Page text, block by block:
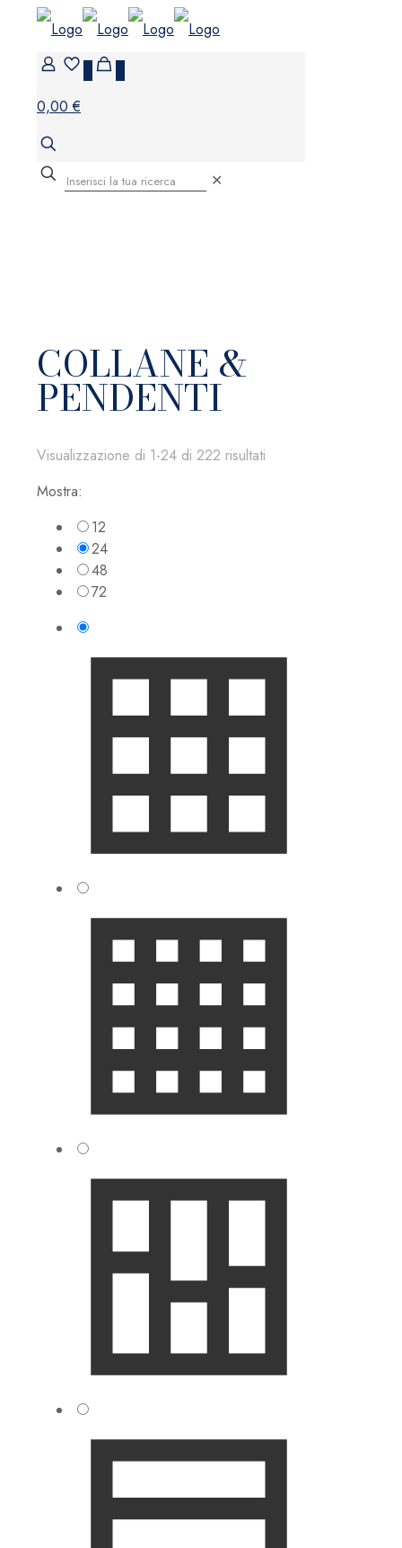
0,00 €
✕
COLLANE &
PENDENTI
Visualizzazione di 1-24 di 222 risultati
Mostra:
12
24
48
72